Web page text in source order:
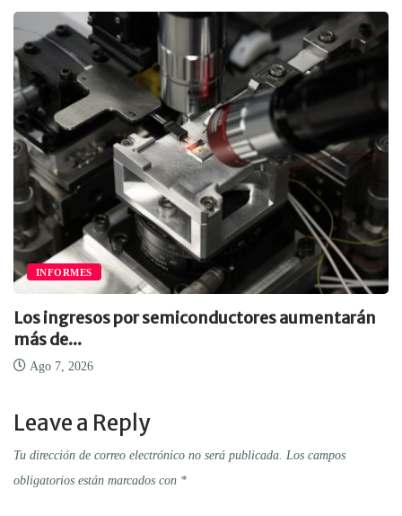
INFORMES
Los ingresos por semiconductores aumentarán
más de...
Ago 7, 2026
Leave a Reply
Tu dirección de correo electrónico no será publicada. Los campos
obligatorios están marcados con *